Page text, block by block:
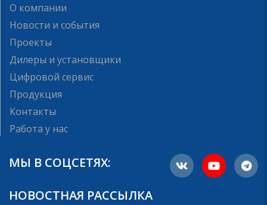
О компании
Новости и события
Проекты
Дилеры и установщики
Цифровой сервис
Продукция
Контакты
Работа у нас
МЫ В СОЦСЕТЯХ:
НОВОСТНАЯ РАССЫЛКА